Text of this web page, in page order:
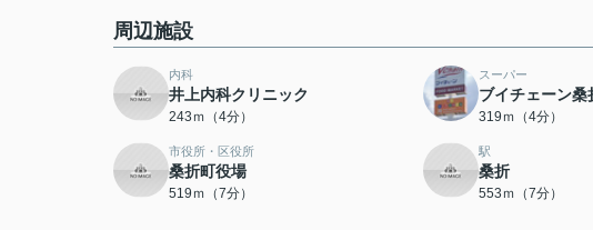
周辺施設
内科
井上内科クリニック
243ｍ（4分）
スーパー
ブイチェーン桑
319ｍ（4分）
市役所・区役所
桑折町役場
519ｍ（7分）
駅
桑折
553ｍ（7分）